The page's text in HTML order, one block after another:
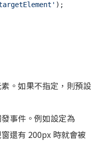
);
。如果不指定，則預設
事件。例如設定為
還有 200px 時就會被